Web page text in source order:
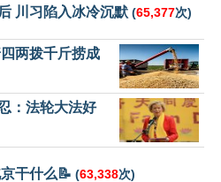
川习陷入冰冷沉默 (65,377次)
两拨千斤捞成
：法轮大法好
干什么📝 (63,338次)